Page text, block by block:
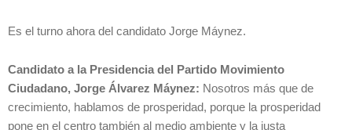
Es el turno ahora del candidato Jorge Máynez.
Candidato a la Presidencia del Partido Movimiento
Ciudadano, Jorge Álvarez Máynez: Nosotros más que de
crecimiento, hablamos de prosperidad, porque la prosperidad
pone en el centro también al medio ambiente y la justa